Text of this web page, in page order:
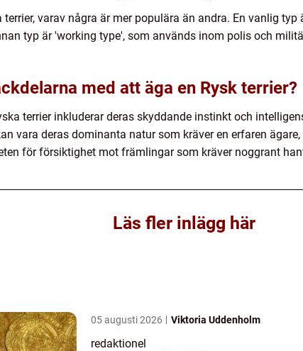
varav några är mer populära än andra. En vanlig
typ är 'working type', som används inom polis och
med att äga en Rysk terrier?
terrier inkluderar deras skyddande instinkt och
vara deras dominanta natur som kräver en erfaren
för försiktighet mot främlingar som kräver noggrant
Läs fler inlägg här
05 augusti 2026 Viktoria Uddenholm
redaktionel